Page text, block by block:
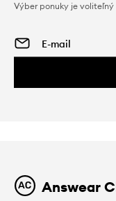
Výber ponuky je voliteľný
Answear